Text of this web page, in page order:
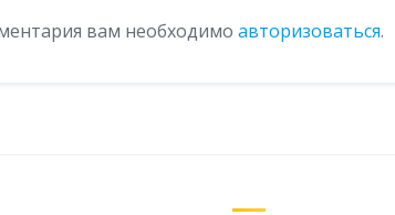
вам необходимоавторизоваться.